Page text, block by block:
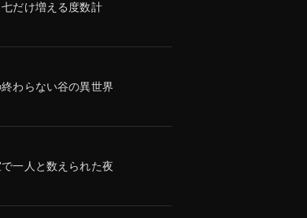
だけ増える度数計
わらない谷の異世界
で一人と数えられた夜